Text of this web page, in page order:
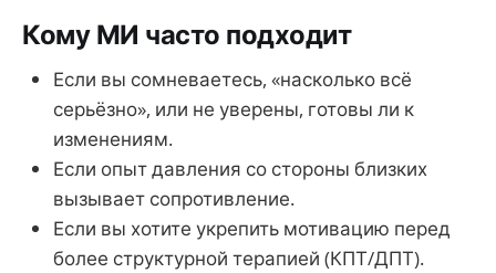
Кому МИ часто подходит
Если вы сомневаетесь, «насколько всё
серьёзно», или не уверены, готовы ли к
изменениям.
Если опыт давления со стороны близких
вызывает сопротивление.
Если вы хотите укрепить мотивацию перед
более структурной терапией (КПТ/ДПТ).